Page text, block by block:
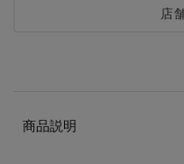
店
商品説明